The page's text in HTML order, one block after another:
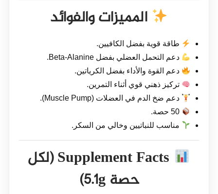
المميزات والفوائد
طاقة قوية بفضل الكافيين.
دعم التحمل العضلي بفضل Beta-Alanine.
دعم القوة والأداء بفضل الكرياتين.
تركيز ذهني قوي أثناء التمرين.
دعم ضخ الدم في العضلات (Muscle Pump).
50 حصة.
مناسب للنباتيين وخالي من السكر.
Supplement Facts (لكل
حصة 5.1g)